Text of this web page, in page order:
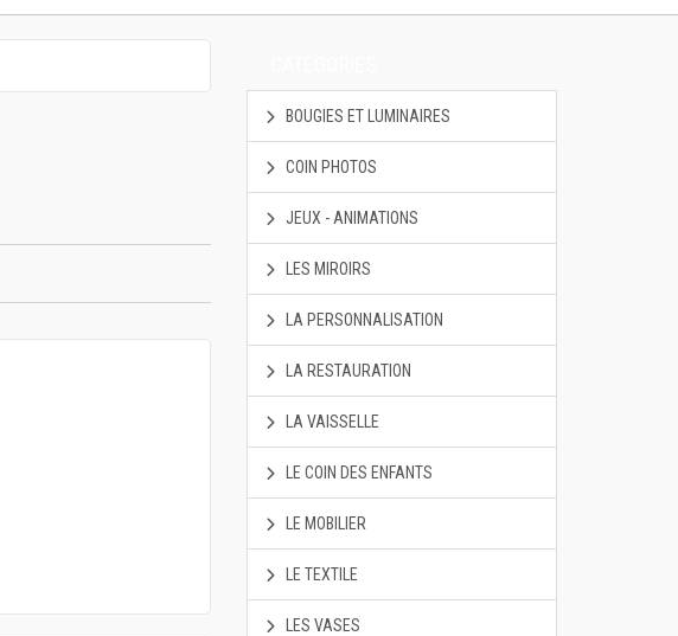
BOUGIES ET LUMINAIRES
COIN PHOTOS
JEUX - ANIMATIONS
LES MIROIRS
LA PERSONNALISATION
LA RESTAURATION
LA VAISSELLE
LE COIN DES ENFANTS
LE MOBILIER
LE TEXTILE
LES VASES